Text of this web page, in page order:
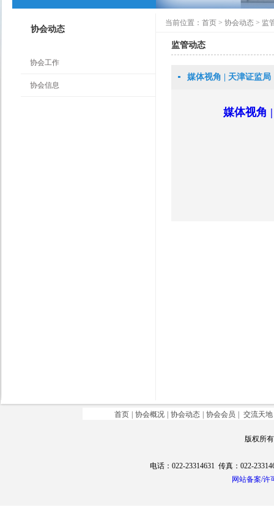
协会动态
协会工作
协会信息
当前位置： 首页 > 协会动态 > 监
监管动态
媒体视角 | 天津证监局
媒体视角